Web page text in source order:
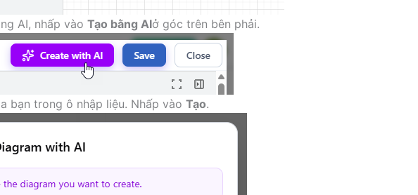
AI, nhấp vào Tạo bằng AIở góc trên bên phải.
bạn trong ô nhập liệu. Nhấp vào Tạo.